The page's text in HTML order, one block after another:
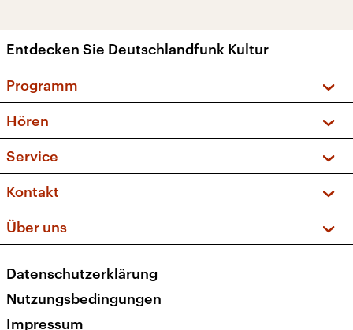
Entdecken Sie Deutschlandfunk Kultur
Programm
Sendungen und Podcasts
Musikliste
Kakadu – Das Kinderprogramm
Hören
Frequenzen (UKW + DAB+)
Service
FAQ
Apps
Newsletter
Veranstaltungen
Kontakt
Social Media
Über uns
Presse
Karriere
Datenschutzerklärung
Nutzungsbedingungen
Impressum